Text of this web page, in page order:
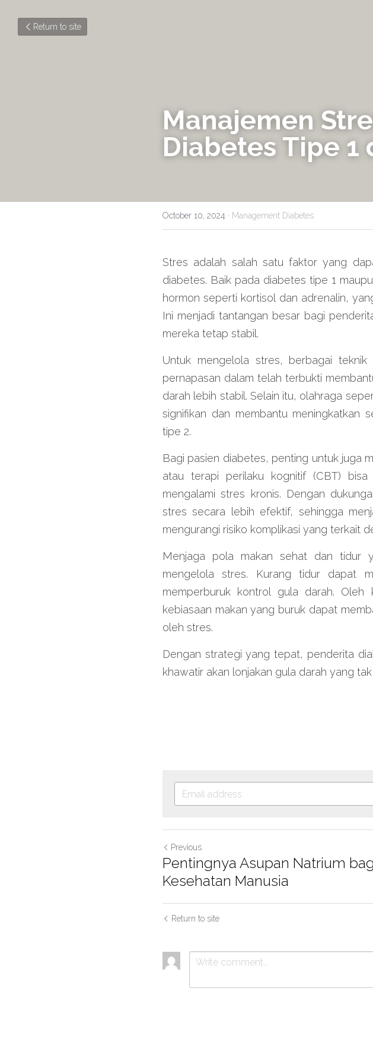
Return to site
Manajemen
Diabetes Tipe 1
October 10, 2024 · Management Diabetes
Stres adalah salah satu faktor yang
diabetes. Baik pada diabetes tipe 1
hormon seperti kortisol dan adrenalin,
Ini menjadi tantangan besar bagi
mereka tetap stabil.
Untuk mengelola stres, berbagai
pernapasan dalam telah terbukti
darah lebih stabil. Selain itu, olahraga
signifikan dan membantu meningkatkan
tipe 2.
Bagi pasien diabetes, penting untuk juga
atau terapi perilaku kognitif (CBT)
mengalami stres kronis. Dengan
stres secara lebih efektif, sehingga
mengurangi risiko komplikasi yang terkait
Menjaga pola makan sehat dan tidur
mengelola stres. Kurang tidur dapat
memperburuk kontrol gula darah.
kebiasaan makan yang buruk dapat
oleh stres.
Dengan strategi yang tepat, penderita
khawatir akan lonjakan gula darah yang
Previous
Pentingnya Asupan Natrium
Kesehatan Manusia
Return to site